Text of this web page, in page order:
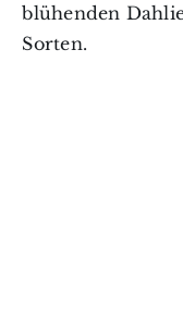
blühenden
Sorten.